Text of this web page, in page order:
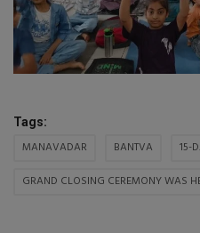
Tags:
MANAVADAR BANTVA
15-
GRAND CLOSING CEREMONY WAS